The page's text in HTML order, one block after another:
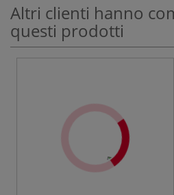
Altri clienti hanno
questi prodotti